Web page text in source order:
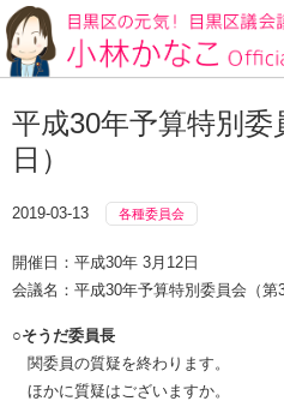
平成30年予算特別委
日）
2019-03-13 各種委員会
開催日：平成30年 3月12日
会議名：平成30年予算特別委員会（第
○そうだ委員長
関委員の質疑を終わります。
ほかに質疑はございますか。